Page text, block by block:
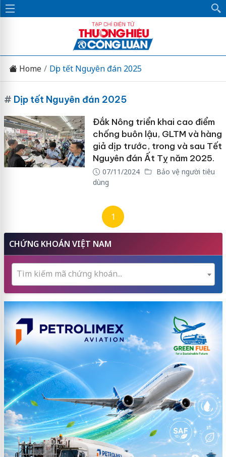
Home Dịp tết Nguyên đán 2025
# Dịp tết Nguyên đán 2025
Đắk Nông triển khai cao điểm
chống buôn lậu, GLTM và hàng
giả dịp trước, trong và sau Tết
Nguyên đán Ất Tỵ năm 2025.
07/11/2024
Bảo vệ người tiêu
dùng
1
CHỨNG KHOÁN VIỆT NAM
Tìm kiếm mã chứng khoán...